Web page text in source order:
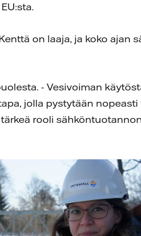
on laaja, ja koko ajan
- Vesivoiman
jolla pystytään
rooli